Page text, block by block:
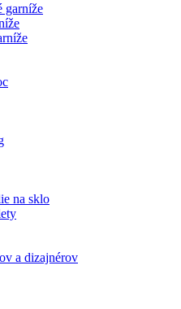
garníže
na sklo
a dizajnérov